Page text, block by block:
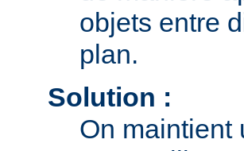
objets entre
plan.
Solution :
On maintient